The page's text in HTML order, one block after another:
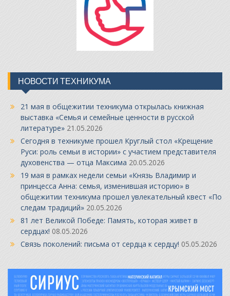
НОВОСТИ ТЕХНИКУМА
21 мая в общежитии техникума открылась книжная
выставка «Семья и семейные ценности в русской
литературе» 21.05.2026
Сегодня в техникуме прошел Круглый стол «Крещение
Руси: роль семьи в истории» с участием представителя
духовенства — отца Максима 20.05.2026
19 мая в рамках недели семьи «Князь Владимир и
принцесса Анна: семья, изменившая историю» в
общежитии техникума прошел увлекательный квест «По
следам традиций» 20.05.2026
81 лет Великой Победе: Память, которая живет в
сердцах! 08.05.2026
Связь поколений: письма от сердца к сердцу! 05.05.2026